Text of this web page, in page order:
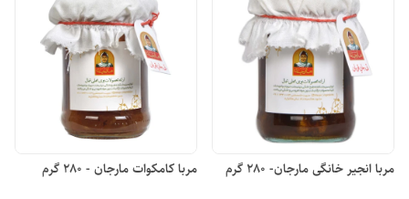
مربا انجیر خانگی مارجان- 280 گرم مربا کامکوات مارجان - 280 گرم